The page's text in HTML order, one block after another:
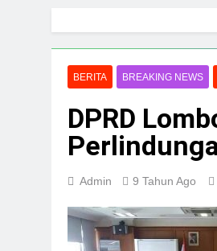
BERITA BREAKING NEWS
DPRD
Admin 9 Tahun Ago